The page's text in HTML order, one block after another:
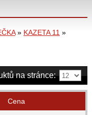
» KAZETA 11 »
na stránce:
Cena